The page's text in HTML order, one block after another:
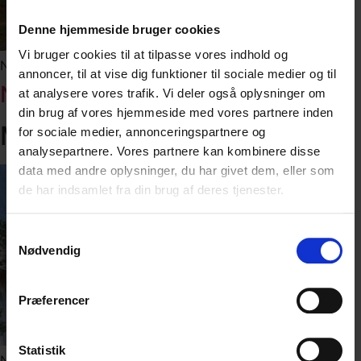
Denne hjemmeside bruger cookies
Vi bruger cookies til at tilpasse vores indhold og
annoncer, til at vise dig funktioner til sociale medier og til
at analysere vores trafik. Vi deler også oplysninger om
din brug af vores hjemmeside med vores partnere inden
for sociale medier, annonceringspartnere og
analysepartnere. Vores partnere kan kombinere disse
data med andre oplysninger, du har givet dem, eller som
de har indsamlet fra din brug af deres tjenester.
Nødvendig
Præferencer
Statistik
New Zealand
New Zealand 2027
MC-REJSER I NORGE